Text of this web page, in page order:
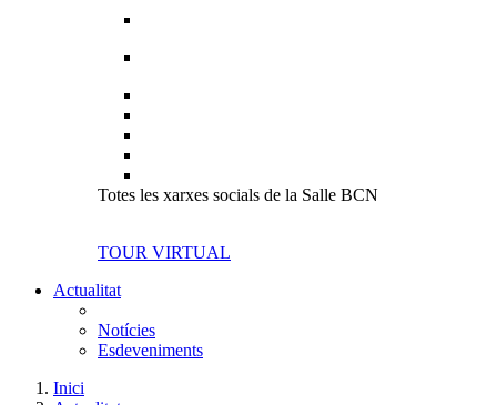
Totes les xarxes socials de la Salle BCN
TOUR VIRTUAL
Actualitat
Notícies
Esdeveniments
Inici